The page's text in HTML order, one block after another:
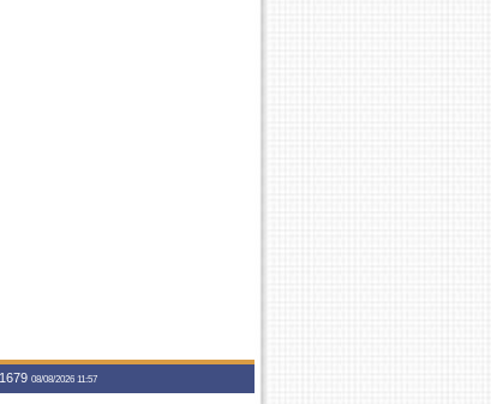
08/08/2026 11:57